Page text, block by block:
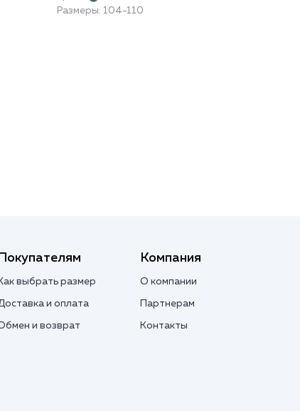
Размеры: 104-110
Покупателям
выбрать размер
и оплата
и возврат
Компания
О компании
Партнерам
Контакты